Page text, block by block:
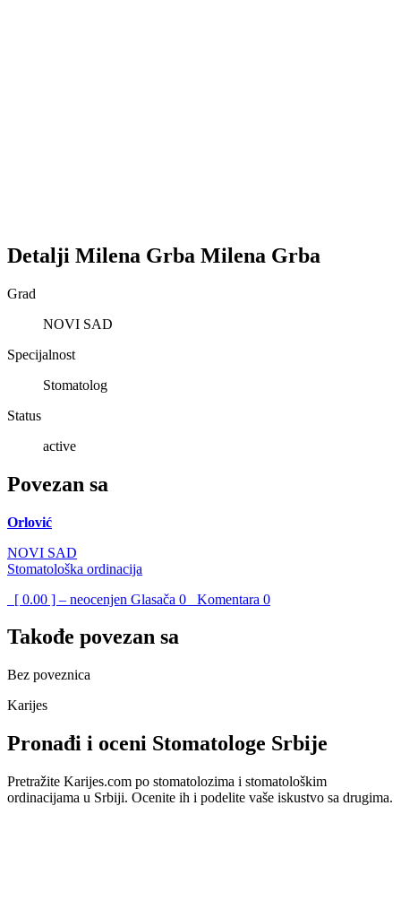
Detalji Milena Grba Milena Grba
Grad
NOVI SAD
Specijalnost
Stomatolog
Status
active
Povezan sa
Orlović
NOVI SAD
Stomatološka ordinacija
[ 0.00 ] – neocenjen Glasača 0 Komentara 0
Takođe povezan sa
Bez poveznica
Karijes
Pronađi i oceni Stomatologe Srbije
Pretražite Karijes.com po stomatolozima i stomatološkim
ordinacijama u Srbiji. Ocenite ih i podelite vaše iskustvo sa drugima.